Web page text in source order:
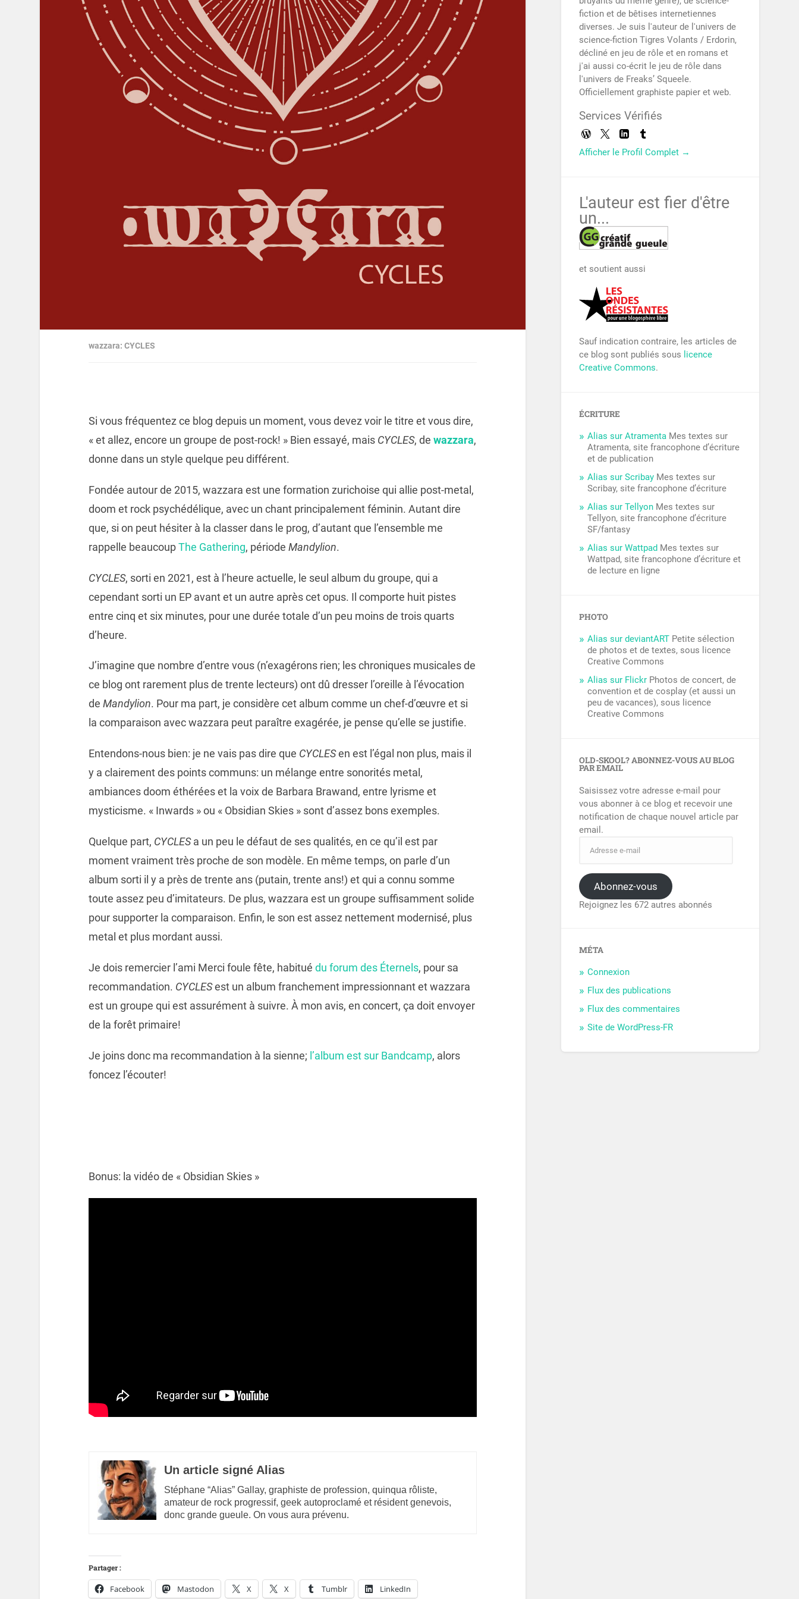
wazzara: CYCLES
Si vous fréquentez ce blog depuis un moment, vous devez voir le titre et vous dire,
« et allez, encore un groupe de post-rock! » Bien essayé, mais CYCLES, de wazzara,
donne dans un style quelque peu différent.
Fondée autour de 2015, wazzara est une formation zurichoise qui allie post-metal,
doom et rock psychédélique, avec un chant principalement féminin. Autant dire
que, si on peut hésiter à la classer dans le prog, d’autant que l’ensemble me
rappelle beaucoupThe Gathering, période Mandylion.
CYCLES, sorti en 2021, est à l’heure actuelle, le seul album du groupe, qui a
cependant sorti un EP avant et un autre après cet opus. Il comporte huit pistes
entre cinq et six minutes, pour une durée totale d’un peu moins de trois quarts
d’heure.
J’imagine que nombre d’entre vous (n’exagérons rien; les chroniques musicales de
ce blog ont rarement plus de trente lecteurs) ont dû dresser l’oreille à l’évocation
de Mandylion. Pour ma part, je considère cet album comme un chef-d’œuvre et si
la comparaison avec wazzara peut paraître exagérée, je pense qu’elle se justifie.
Entendons-nous bien: je ne vais pas dire que CYCLESen est l’égal non plus, mais il
y a clairement des points communs: un mélange entre sonorités metal,
ambiances doom éthérées et la voix de Barbara Brawand, entre lyrisme et
mysticisme. « Inwards » ou « Obsidian Skies » sont d’assez bons exemples.
Quelque part, CYCLESa un peu le défaut de ses qualités, en ce qu’il est par
moment vraiment très proche de son modèle. En même temps, on parle d’un
album sorti il y a près de trente ans (putain, trente ans!) et qui a connu somme
toute assez peu d’imitateurs. De plus, wazzara est un groupe suffisamment solide
pour supporter la comparaison. Enfin, le son est assez nettement modernisé, plus
metal et plus mordant aussi.
Je dois remercier l’ami Merci foule fête, habitué du forum des Éternels, pour sa
recommandation. CYCLESest un album franchement impressionnant et wazzara
est un groupe qui est assurément à suivre. À mon avis, en concert, ça doit envoyer
de la forêt primaire!
Je joins donc ma recommandation à la sienne; l’album est sur Bandcamp, alors
foncez l’écouter!
Bonus: la vidéo de « Obsidian Skies »
Un article signé Alias
Stéphane “Alias” Gallay, graphiste de profession, quinqua rôliste,
amateur de rock progressif, geek autoproclamé et résident genevois,
donc grande gueule. On vous aura prévenu.
Partager :
Facebook Mastodon X X Tumblr LinkedIn
fiction et de bêtises internetiennes
diverses. Je suis l'auteur de l'univers de
science-fiction Tigres Volants / Erdorin,
décliné en jeu de rôle et en romans et
j'ai aussi co-écrit le jeu de rôle dans
l'univers de Freaks’ Squeele.
Officiellement graphiste papier et web.
Services Vérifiés
Afficher le Profil Complet →
L'auteur est fier d'être
un...
et soutient aussi
Sauf indication contraire, les articles de
ce blog sont publiés sous licence
Creative Commons.
ÉCRITURE
Alias sur Atramenta Mes textes sur
Atramenta, site francophone d’écriture
et de publication
Alias sur Scribay Mes textes sur
Scribay, site francophone d’écriture
Alias sur Tellyon Mes textes sur
Tellyon, site francophone d’écriture
SF/fantasy
Alias sur Wattpad Mes textes sur
Wattpad, site francophone d’écriture et
de lecture en ligne
PHOTO
Alias sur deviantART Petite sélection
de photos et de textes, sous licence
Creative Commons
Alias sur Flickr Photos de concert, de
convention et de cosplay (et aussi un
peu de vacances), sous licence
Creative Commons
OLD-SKOOL? ABONNEZ-VOUS AU BLOG
PAR EMAIL
Saisissez votre adresse e-mail pour
vous abonner à ce blog et recevoir une
notification de chaque nouvel article par
email.
Abonnez-vous
Rejoignez les 672 autres abonnés
MÉTA
Connexion
Flux des publications
Flux des commentaires
Site de WordPress-FR